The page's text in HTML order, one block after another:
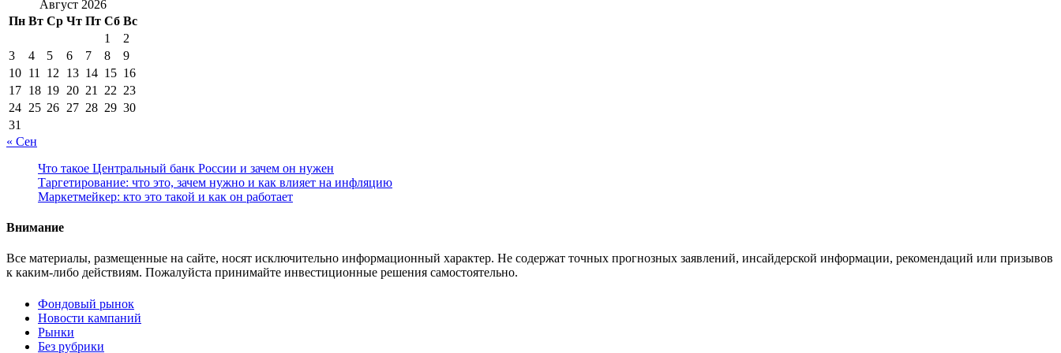
Август 2026
Пн Вт Ср Чт Пт Сб Вс
1
2
3
4 5 6 7 8
9
10 11 12 13 14 15 16
17 18 19 20 21 22 23
24 25 26 27 28 29 30
31
« Сен
Что такое Центральный банк России и зачем он нужен
Таргетирование: что это, зачем нужно и как влияет на инфляцию
Маркетмейкер: кто это такой и как он работает
Внимание
Все материалы, размещенные на сайте, носят исключительно информационный характер. Не содержат точных прогнозных заявлений, инсайдерской информации, рекомендаций или призывов
к каким-либо действиям. Пожалуйста принимайте инвестиционные решения самостоятельно.
Фондовый рынок
Новости кампаний
Рынки
Без рубрики